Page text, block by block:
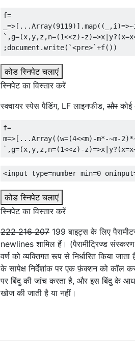
f=
=>[...Array(9119)].map(( ,i )=>~
`,g=(x,y,z,n=(1<<z)-z)=>x| y?(x=x
;document .write(`<pre>`+f())
कोड स्निपेट चलाएं
स्निपेट का विस्तार करें
स्क्वायर स्पेस पैडिंग, LF लाइनफीड, और कोई
f=
m=>[...Array((w=(4<<m)-m*-~m-2
`,g=(x,y,z,n=(1<<z)-z)=>x| y?(x=x
<input type=number min=0 oninput
कोड स्निपेट चलाएं
स्निपेट का विस्तार करें
222216207 199 बाइट्स के लिए
newlines शामिल हैं। (पैरामीट्रिज्ड
वर्ण को व्यक्तिगत रूप से निर्धारित किया
के सापेक्ष निर्देशांक पर एक फ़ंक्शन को
पर बिंदु की जांच करता है, और इस बिंदु के
खोज की जाती है या नहीं।